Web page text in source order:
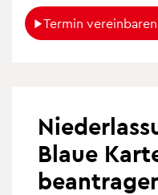
Termin vereinbaren
Blaue